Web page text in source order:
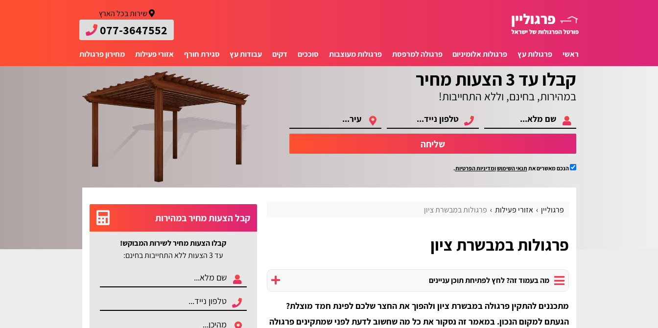
שירות בכל הארץ
077-3647552
ראשי פרגולות עץ פרגולות אלומיניום פרגולה למרפסת פרגולות מעוצבות סוככים דקים עבודות עץ סגירת חורף אזורי פעילות מחירון פרגולות
קבלו עד 3 הצעות מחיר
במהירות, בחינם, וללא התחייבות!
שליחה
הנכם מאשרים את תנאי השימושומדיניות הפרטיות.
פרגוליין אזורי פעילות פרגולות במבשרת ציון
פרגולות במבשרת ציון
מה בעמוד זה? לחץ לפתיחת תוכן עניינים
מתכננים להתקין פרגולה במבשרת ציון ולהפוך את החצר שלכם לפינת חמד מוצלת?
הגעתם למקום הנכון. במאמר זה נסקור את כל מה שחשוב לדעת לפני שמתקינים פרגולה
קבל הצעות מחיר במהירות
קבלו הצעות מחיר לשירות המבוקש!
עד 3 הצעות ללא התחייבות בחינם: